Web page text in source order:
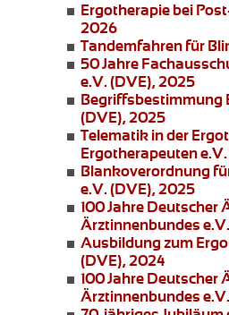
Ergotherapie bei
2026
Tandemfahren für
50 Jahre
e.V. (DVE), 2025
Begriffsbestimmung
(DVE), 2025
Telematik in der
Ergotherapeuten
Blankoverordnung
e.V. (DVE), 2025
100 Jahre Deutscher
Ärztinnenbundes
Ausbildung zum
(DVE), 2024
100 Jahre Deutscher
Ärztinnenbundes